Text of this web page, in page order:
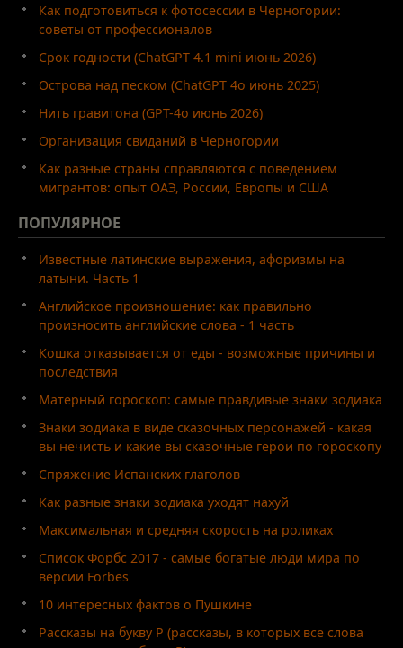
Как подготовиться к фотосессии в Черногории:
советы от профессионалов
Срок годности (ChatGPT 4.1 mini июнь 2026)
Острова над песком (ChatGPT 4o июнь 2025)
Нить гравитона (GPT-4o июнь 2026)
Организация свиданий в Черногории
Как разные страны справляются с поведением
мигрантов: опыт ОАЭ, России, Европы и США
ПОПУЛЯРНОЕ
Известные латинские выражения, афоризмы на
латыни. Часть 1
Английское произношение: как правильно
произносить английские слова - 1 часть
Кошка отказывается от еды - возможные причины и
последствия
Матерный гороскоп: самые правдивые знаки зодиака
Знаки зодиака в виде сказочных персонажей - какая
вы нечисть и какие вы сказочные герои по гороскопу
Спряжение Испанских глаголов
Как разные знаки зодиака уходят нахуй
Максимальная и средняя скорость на роликах
Список Форбс 2017 - самые богатые люди мира по
версии Forbes
10 интересных фактов о Пушкине
Рассказы на букву Р (рассказы, в которых все слова